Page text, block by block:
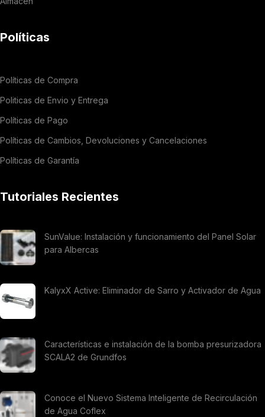
Políticas
Políticas de Compra
Politicas de Envio y Entrega
Políticas de Pago
Políticas de Cambios, Devoluciones y Cancelaciones
Políticas de Garantía
Tutoriales Recientes
SunValue: Instalación y funcionamiento del Panel Solar
para Albercas
KalyxX Active: Eliminador de Sarro y Activador de Agua
Características e instalación de la bomba presurizadora
SCALA2 de Grundfos
Conoce el Nuevo Sistema Inteligente de Recirculación
de Agua Coflex